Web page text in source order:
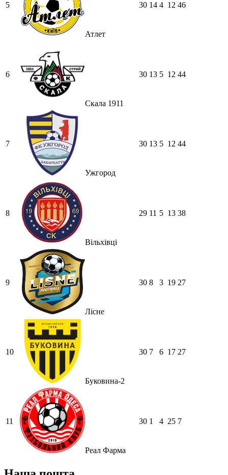
5
Атлет
30 14 4 12 46
6
Скала 1911
30 13 5 12 44
7
Ужгород
30 13 5 12 44
8
Вільхівці
29 11 5 13 38
9
Лісне
30 8 3 19 27
10
Буковина-2
30 7 6 17 27
11
Реал Фарма
30 1 4 25 7